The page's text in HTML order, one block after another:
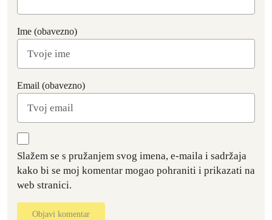
Ime (obavezno)
Email (obavezno)
Slažem se s pružanjem svog imena, e-maila i sadržaja
kako bi se moj komentar mogao pohraniti i prikazati na
web stranici.
Objavi komentar